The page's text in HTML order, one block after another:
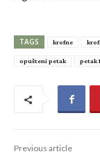
TAGS krofne
opušteni petak petak
Previous article